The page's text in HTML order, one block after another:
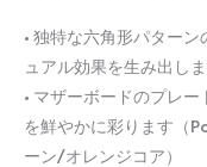
• 独特な六角形パター
ュアル効果を生み出し
• マザーボードのプレ
を鮮やかに彩ります（
ーン/オレンジコア）